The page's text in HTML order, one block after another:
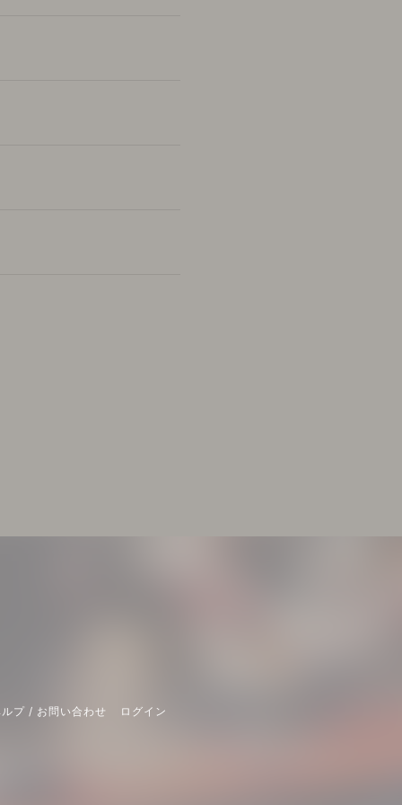
プ / お問い合わせ ログイン